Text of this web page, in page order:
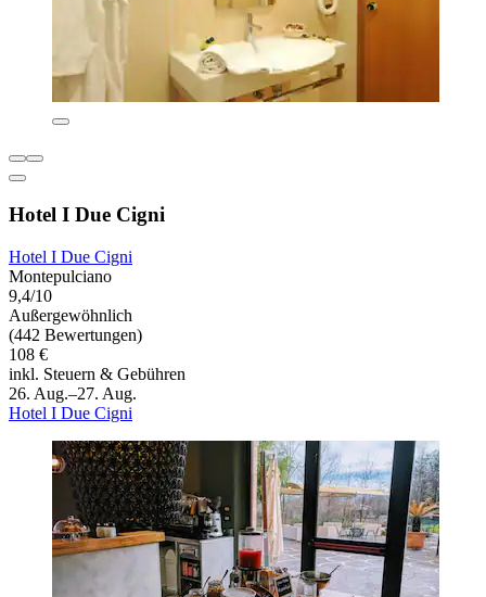
Hotel I Due Cigni
Hotel I Due Cigni
Montepulciano
9,4/10
Außergewöhnlich
(442 Bewertungen)
108 €
inkl. Steuern & Gebühren
26. Aug.–27. Aug.
Hotel I Due Cigni